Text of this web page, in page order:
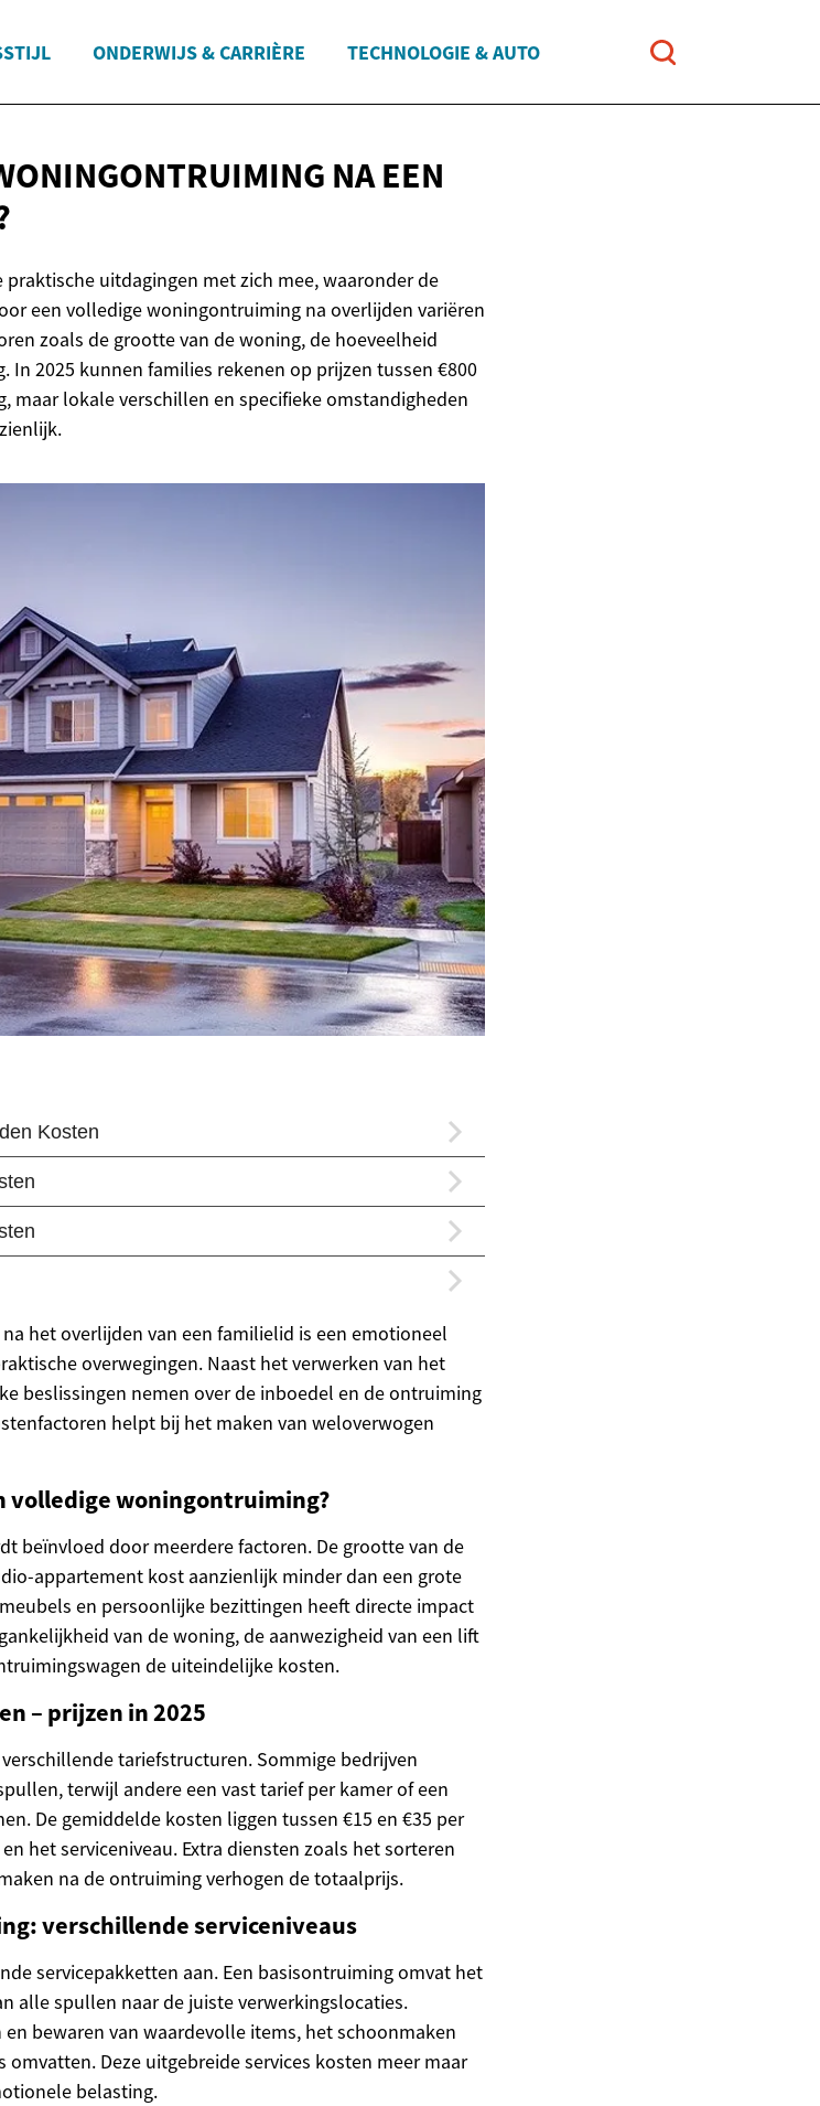
ONDERWIJS & CARRIÈRE TECHNOLOGIE & AUTO
NA EEN
uitdagingen met zich mee, waaronder de
een volledige woningontruiming na overlijden variëren
zoals de grootte van de woning, de hoeveelheid
In 2025 kunnen families rekenen op prijzen tussen €800
maar lokale verschillen en specifieke omstandigheden
het overlijden van een familielid is een emotioneel
overwegingen. Naast het verwerken van het
beslissingen nemen over de inboedel en de ontruiming
helpt bij het maken van weloverwogen
volledige woningontruiming?
beïnvloed door meerdere factoren. De grootte van de
appartement kost aanzienlijk minder dan een grote
en persoonlijke bezittingen heeft directe impact
van de woning, de aanwezigheid van een lift
de uiteindelijke kosten.
– prijzen in 2025
tariefstructuren. Sommige bedrijven
terwijl andere een vast tarief per kamer of een
De gemiddelde kosten liggen tussen €15 en €35 per
het serviceniveau. Extra diensten zoals het sorteren
na de ontruiming verhogen de totaalprijs.
verschillende serviceniveaus
servicepakketten aan. Een basisontruiming omvat het
alle spullen naar de juiste verwerkingslocaties.
bewaren van waardevolle items, het schoonmaken
Deze uitgebreide services kosten meer maar
belasting.